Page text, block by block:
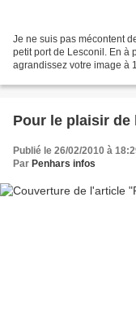
Je ne suis pas mécontent
petit port de Lesconil. En à
agrandissez votre image à
Pour le plaisir de
Publié le 26/02/2010 à
Par Penhars infos